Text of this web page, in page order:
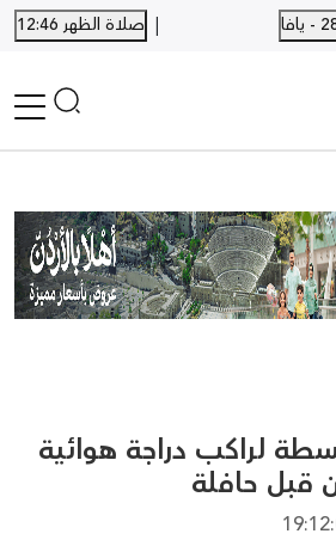
| صلاة الظهر 12:46
ارسل خبر
لراكب دراجة هوائية
حافلة